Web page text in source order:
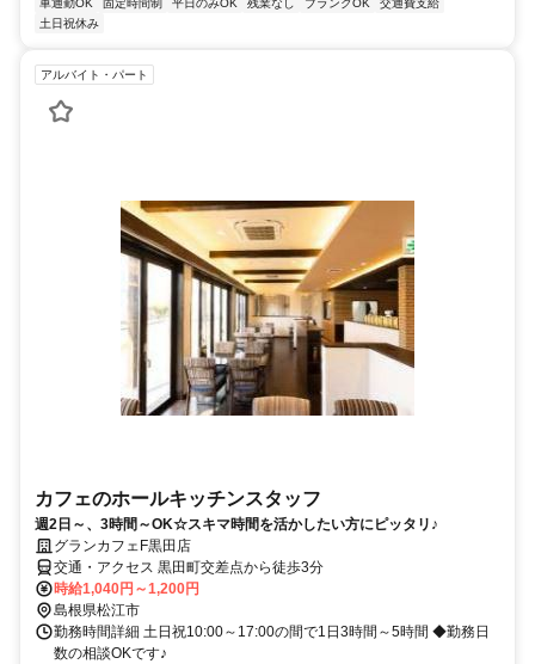
車通勤OK 固定時間制 平日のみOK 残業なし ブランクOK
交通費支給
土日祝休み
アルバイト・パート
カフェのホールキッチンスタッフ
週2日～、3時間～OK☆スキマ時間を活かしたい方にピッタリ♪
グランカフェF黒田店
交通・アクセス 黒田町交差点から徒歩3分
時給1,040円～1,200円
島根県松江市
勤務時間詳細 土日祝10:00～17:00の間で1日3時間～5時間 ◆勤務日
数の相談OKです♪